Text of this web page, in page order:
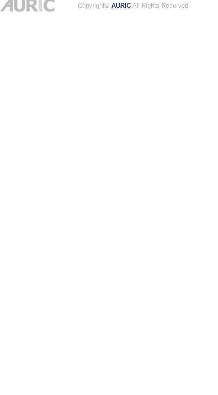
Copyright© AURIC All Rights Reserved.